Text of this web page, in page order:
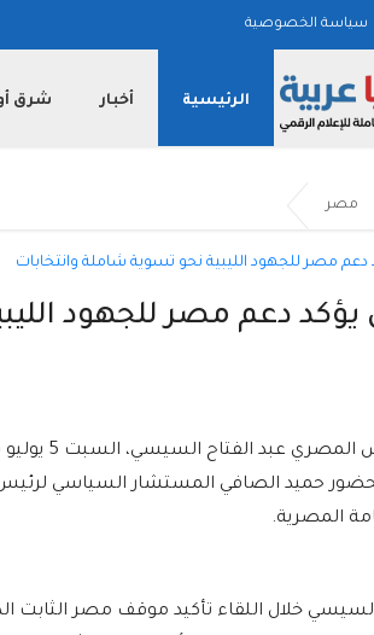
سياسة الخصوصية
الرئيسية أخبار شرق
مصر
دعم مصر للجهود
بحضور حميد الصافي المستشار السياسي
المصرية.
خلال اللقاء تأكيد موقف مصر الثابت